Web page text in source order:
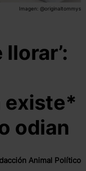
Imagen: @originaltommys
llorar’:
existe*
odian
Animal Político